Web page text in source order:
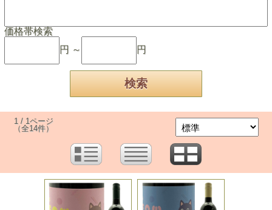
価格帯検索
円 ～
円
1 / 1ページ
（全14件）